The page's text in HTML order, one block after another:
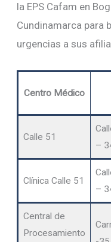
la EPS Cafam en
Cundinamarca para
urgencias a sus
Centro Médico
Calle 51
–
Clínica Calle 51
–
Central de
Procesamiento